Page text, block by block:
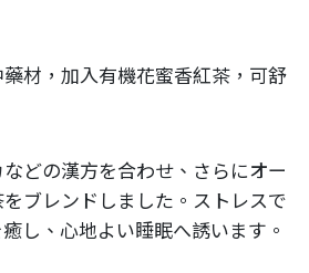
材，加入有機花蜜香紅茶，可舒
どの漢方を合わせ、さらにオー
ブレンドしました。ストレスで
し、心地よい睡眠へ誘います。